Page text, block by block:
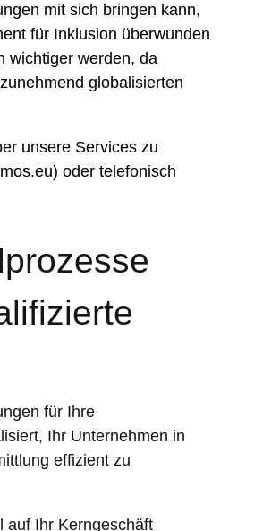
mit sich bringen kann,
für Inklusion überwunden
wichtiger werden, da
globalisierten
unsere Services zu
oder telefonisch
für Ihre
Ihr Unternehmen in
effizient zu
auf Ihr Kerngeschäft